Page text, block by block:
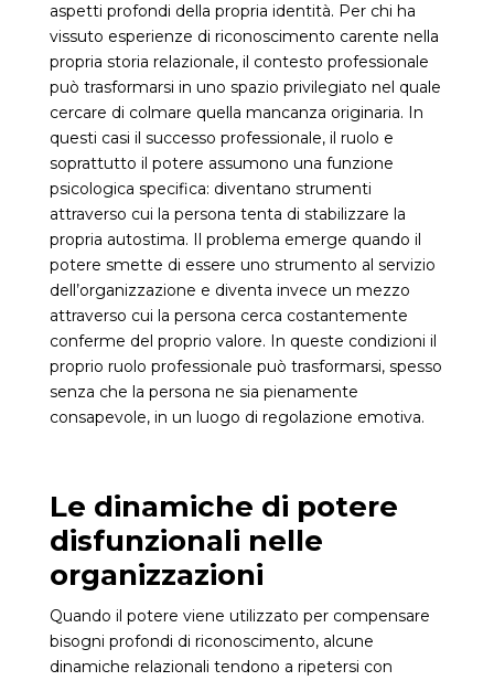
aspetti profondi della propria identità. Per chi ha
vissuto esperienze di riconoscimento carente nella
propria storia relazionale, il contesto professionale
può trasformarsi in uno spazio privilegiato nel quale
cercare di colmare quella mancanza originaria. In
questi casi il successo professionale, il ruolo e
soprattutto il potere assumono una funzione
psicologica specifica: diventano strumenti
attraverso cui la persona tenta di stabilizzare la
propria autostima. Il problema emerge quando il
potere smette di essere uno strumento al servizio
dell’organizzazione e diventa invece un mezzo
attraverso cui la persona cerca costantemente
conferme del proprio valore. In queste condizioni il
proprio ruolo professionale può trasformarsi, spesso
senza che la persona ne sia pienamente
consapevole, in un luogo di regolazione emotiva.
Le dinamiche di potere
disfunzionali nelle
organizzazioni
Quando il potere viene utilizzato per compensare
bisogni profondi di riconoscimento, alcune
dinamiche relazionali tendono a ripetersi con